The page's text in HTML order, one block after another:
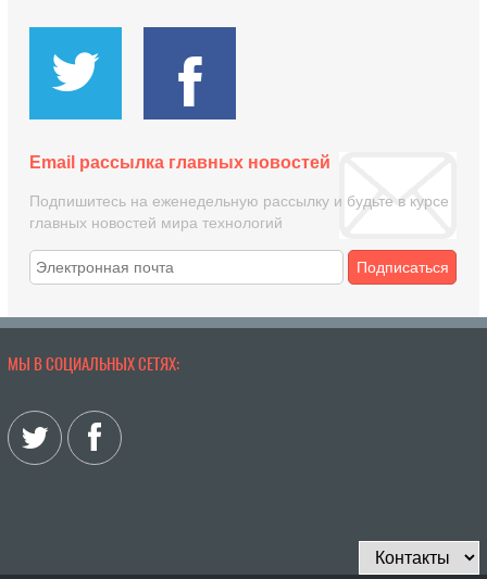
Email рассылка главных новостей
Подпишитесь на еженедельную рассылку и будьте в курсе
главных новостей мира технологий
Подписаться
МЫ В СОЦИАЛЬНЫХ СЕТЯХ: